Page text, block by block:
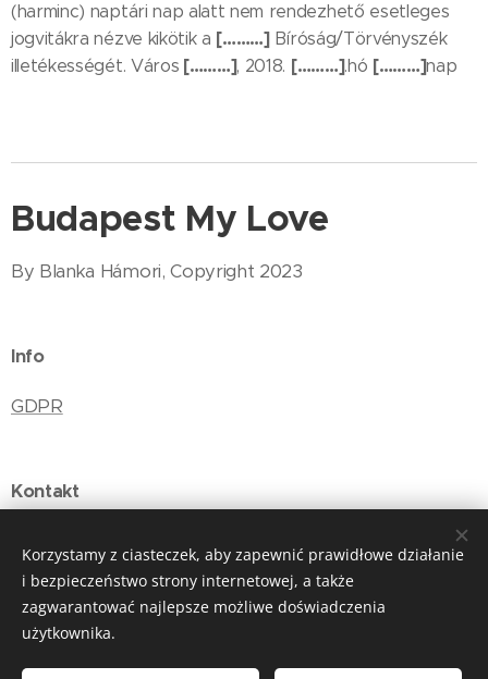
(harminc) naptári nap alatt nem rendezhető esetleges
jogvitákra nézve kikötik a [………]Bíróság/Törvényszék
illetékességét. Város [………], 2018. [………].hó [………]nap
Budapest My Love
By Blanka Hámori, Copyright 2023
Info
GDPR
Kontakt
Korzystamy z ciasteczek, aby zapewnić prawidłowe działanie
i bezpieczeństwo strony internetowej, a także
zagwarantować najlepsze możliwe doświadczenia
użytkownika.